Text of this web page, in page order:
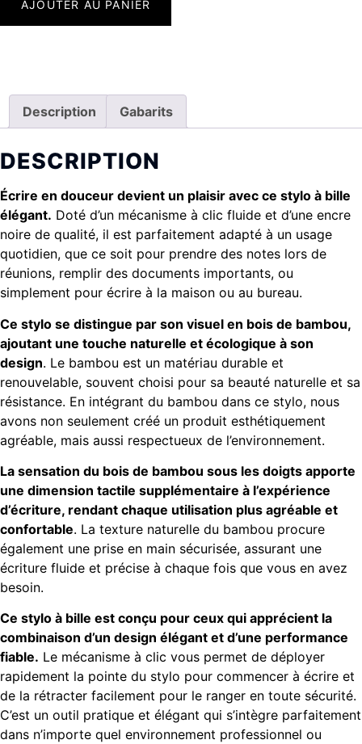
AJOUTER AU PANIER
Description Gabarits
DESCRIPTION
Écrire en douceur devient un plaisir avec ce stylo à bille
élégant. Doté d’un mécanisme à clic fluide et d’une encre
noire de qualité, il est parfaitement adapté à un usage
quotidien, que ce soit pour prendre des notes lors de
réunions, remplir des documents importants, ou
simplement pour écrire à la maison ou au bureau.
Ce stylo se distingue par son visuel en bois de bambou,
ajoutant une touche naturelle et écologique à son
design. Le bambou est un matériau durable et
renouvelable, souvent choisi pour sa beauté naturelle et sa
résistance. En intégrant du bambou dans ce stylo, nous
avons non seulement créé un produit esthétiquement
agréable, mais aussi respectueux de l’environnement.
La sensation du bois de bambou sous les doigts apporte
une dimension tactile supplémentaire à l’expérience
d’écriture, rendant chaque utilisation plus agréable et
confortable. La texture naturelle du bambou procure
également une prise en main sécurisée, assurant une
écriture fluide et précise à chaque fois que vous en avez
besoin.
Ce stylo à bille est conçu pour ceux qui apprécient la
combinaison d’un design élégant et d’une performance
fiable. Le mécanisme à clic vous permet de déployer
rapidement la pointe du stylo pour commencer à écrire et
de la rétracter facilement pour le ranger en toute sécurité.
C’est un outil pratique et élégant qui s’intègre parfaitement
dans n’importe quel environnement professionnel ou